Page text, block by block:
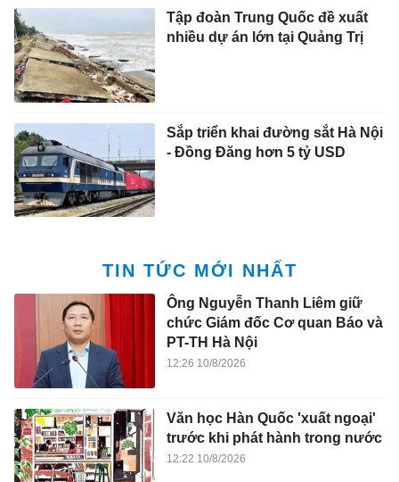
Tập đoàn Trung Quốc đề xuất
nhiều dự án lớn tại Quảng Trị
Sắp triển khai đường sắt Hà Nội
- Đồng Đăng hơn 5 tỷ USD
TIN TỨC MỚI NHẤT
Ông Nguyễn Thanh Liêm giữ
chức Giám đốc Cơ quan Báo và
PT-TH Hà Nội
12:26 10/8/2026
Văn học Hàn Quốc 'xuất ngoại'
trước khi phát hành trong nước
12:22 10/8/2026